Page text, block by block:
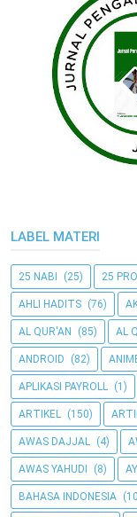
LABEL MATERI
25 NABI (25) 25
AHLI HADITS (76)
AL QUR'AN (85) AL
ANDROID (82)
APLIKASI PAYROLL (1)
ARTIKEL (150)
AWAS DAJJAL (4)
AWAS YAHUDI (8)
BAHASA INDONESIA